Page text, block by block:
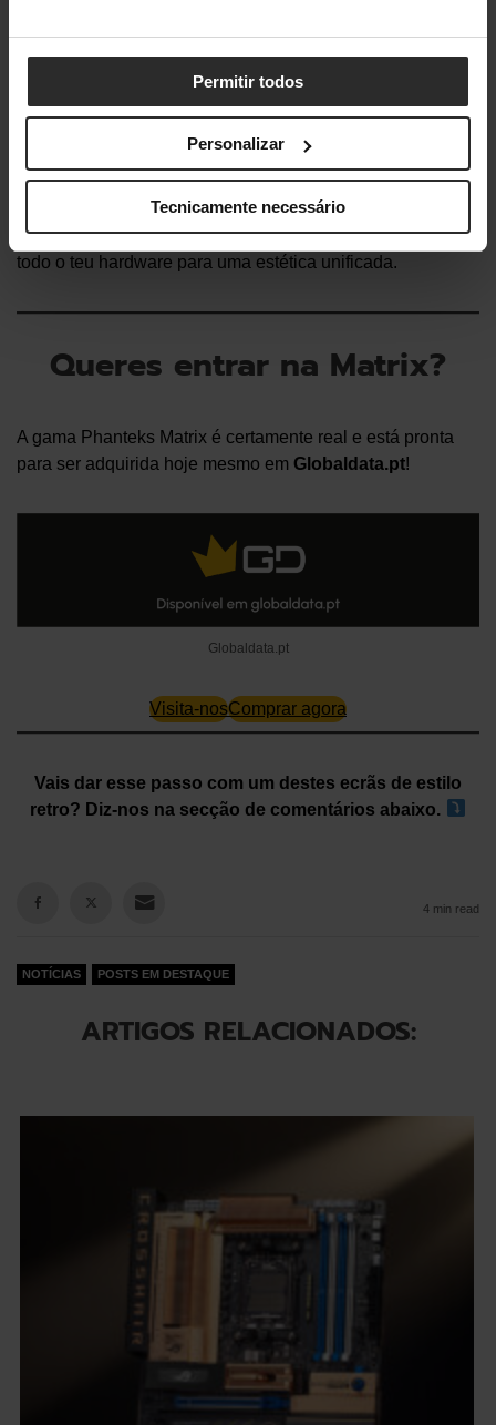
Permitir todos
Personalizar
Tecnicamente necessário
personalizado com cores diferentes, permitindo-
te colocar a tua marca pessoal no ecrã.
Mais ainda, como o ecossistema NEXLINQ inclui uma
variedade de hardware — incluindo caixas, ventoinhas,
dissipadores e muito mais — podes sincronizar facilmente
todo o teu hardware para uma estética unificada.
Queres entrar na Matrix?
A gama Phanteks Matrix é certamente real e está pronta
para ser adquirida hoje mesmo em Globaldata.pt!
Globaldata.pt
Visita-nosComprar agora
Vais dar esse passo com um destes ecrãs de estilo
retro? Diz-nos na secção de comentários abaixo.
4 min read
NOTÍCIAS POSTS EM DESTAQUE
ARTIGOS RELACIONADOS: